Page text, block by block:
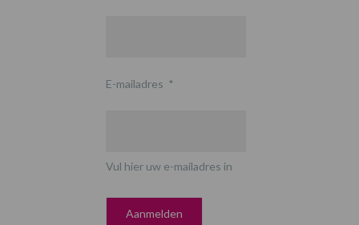
E-mailadres *
Vul hier uw e-mailadres in